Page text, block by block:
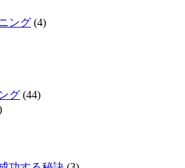
ング (4)
グ (44)